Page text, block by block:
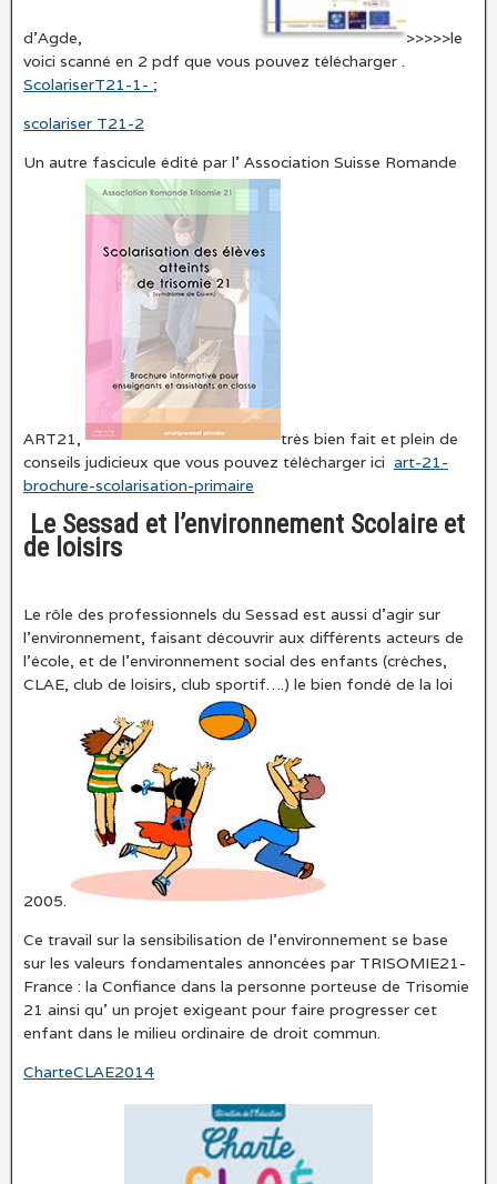
d’Agde,
>>>>>le
voici scanné en 2 pdf que vous pouvez télécharger .
ScolariserT21-1- ;
scolariser T21-2
Un autre fascicule édité par l’ Association Suisse Romande
ART21,
très bien fait et plein de
conseils judicieux que vous pouvez télécharger ici art-21-
brochure-scolarisation-primaire
Le Sessad et l’environnement Scolaire et
de loisirs
Le rôle des professionnels du Sessad est aussi d’agir sur
l’environnement, faisant découvrir aux différents acteurs de
l’école, et de l’environnement social des enfants (crèches,
CLAE, club de loisirs, club sportif….) le bien fondé de la loi
2005.
Ce travail sur la sensibilisation de l’environnement se base
sur les valeurs fondamentales annoncées par TRISOMIE21-
France : la Confiance dans la personne porteuse de Trisomie
21 ainsi qu’ un projet exigeant pour faire progresser cet
enfant dans le milieu ordinaire de droit commun.
CharteCLAE2014